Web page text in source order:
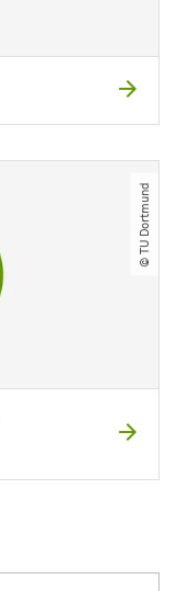
© TU Dortmund